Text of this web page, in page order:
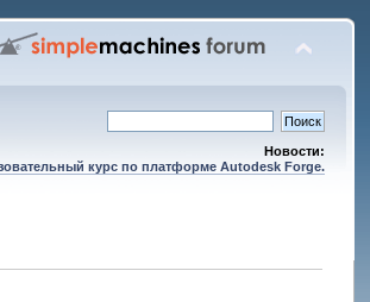
Новости:
курс по платформе Autodesk Forge.